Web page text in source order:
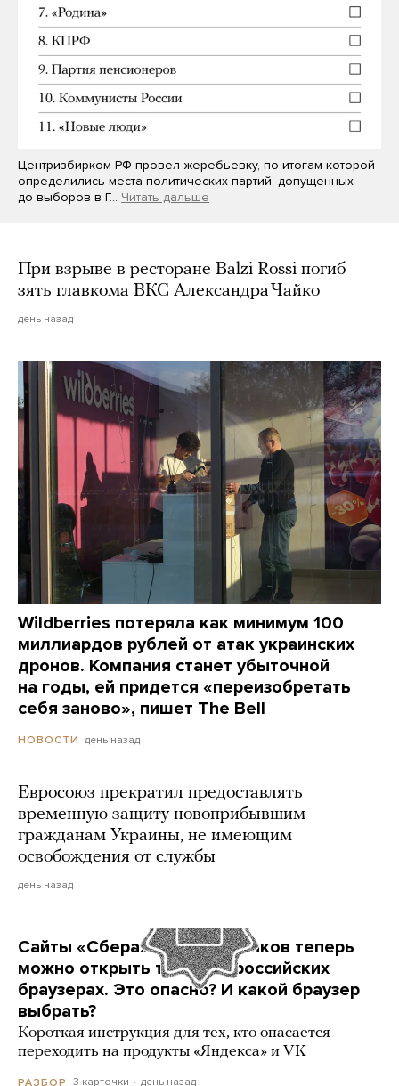
Центризбирком РФ провел жеребьевку, по итогам которой
определились места политических партий, допущенных
до выборов в Г… Читать дальше
При взрыве в ресторане Balzi Rossi погиб
зять главкома ВКС Александра Чайко
день назад
Wildberries потеряла как минимум 100
миллиардов рублей от атак украинских
дронов. Компания станет убыточной
на годы, ей придется «переизобретать
себя заново», пишет The Bell
НОВОСТИ день назад
Евросоюз прекратил предоставлять
временную защиту новоприбывшим
гражданам Украины, не имеющим
освобождения от службы
день назад
Сайты «Сбера» и других банков теперь
можно открыть только в российских
браузерах. Это опасно? И какой браузер
выбрать?
Короткая инструкция для тех, кто опасается
переходить на продукты «Яндекса» и VK
РАЗБОР 3 карточки день назад